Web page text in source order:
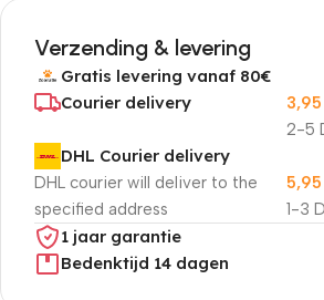
Verzending & levering
Gratis levering vanaf 80€
Courier delivery
2-5
3,95
DHL Courier delivery
DHL courier will deliver to the
specified address
1-3
5,95
1 jaar garantie
Bedenktijd 14 dagen